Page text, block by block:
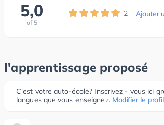
5,0
of 5
2 Ajouter
l'apprentissage proposé
C'est votre auto-école? Inscrivez - vous ici
langues que vous enseignez. Modifier le